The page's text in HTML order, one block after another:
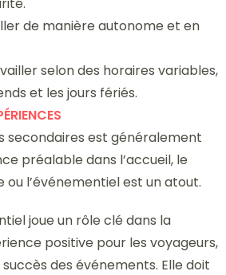
de manière autonome et en
selon des horaires variables,
et les jours fériés.
secondaires est généralement
préalable dans l’accueil, le
l’événementiel est un atout.
joue un rôle clé dans la
positive pour les voyageurs,
des événements. Elle doit